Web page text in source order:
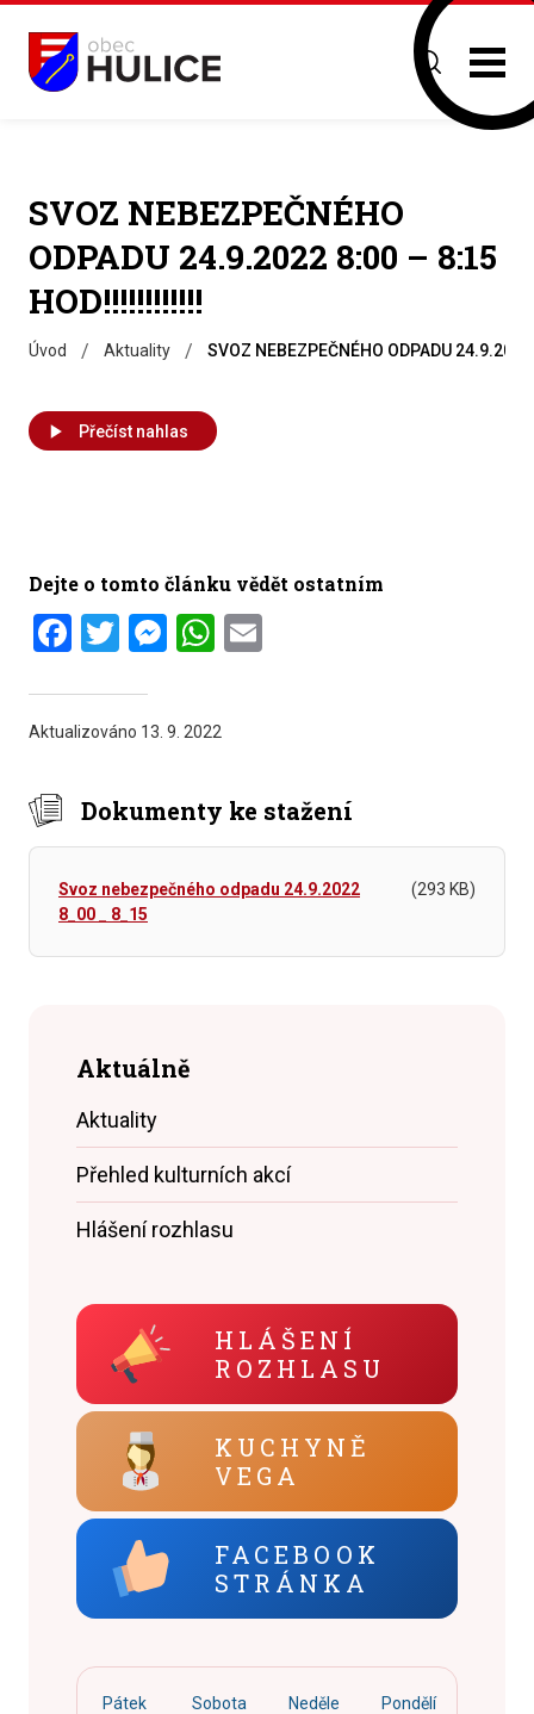
SVOZ NEBEZPEČNÉHO
ODPADU 24.9.2022 8:00 – 8:15
HOD!!!!!!!!!!!!
Úvod / Aktuality / SVOZ NEBEZPEČNÉHO ODPADU
Přečíst nahlas
Dejte o tomto článku vědět ostatním
Facebook
Twitter
Messenger
WhatsApp
Aktualizováno 13. 9. 2022
Dokumenty ke stažení
Svoz nebezpečného odpadu 24.9.2022
8_00 _ 8_15
(293 KB)
Aktuálně
Aktuality
Přehled kulturních akcí
Hlášení rozhlasu
HLÁŠENÍ
ROZHLASU
KUCHYNĚ
VEGA
FACEBOOK
STRÁNKA
Pátek Sobota Neděle Pondělí